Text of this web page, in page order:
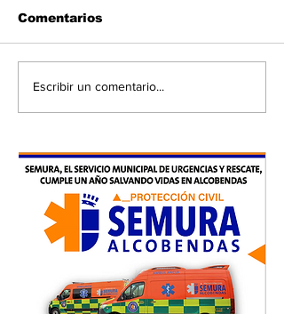
Comentarios
Escribir un comentario...